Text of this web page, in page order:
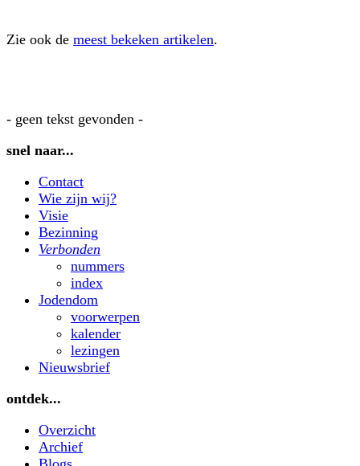
Zie ook de meest bekeken artikelen.
- geen tekst gevonden -
snel naar...
Contact
Wie zijn wij?
Visie
Bezinning
Verbonden
nummers
index
Jodendom
voorwerpen
kalender
lezingen
Nieuwsbrief
ontdek...
Overzicht
Archief